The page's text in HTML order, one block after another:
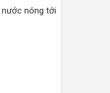
nước nóng tới